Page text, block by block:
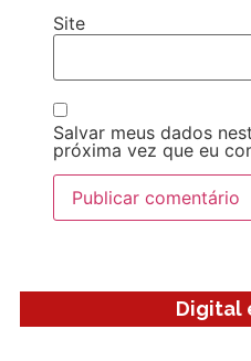
Site
Salvar meus dados
próxima vez que eu
Digital